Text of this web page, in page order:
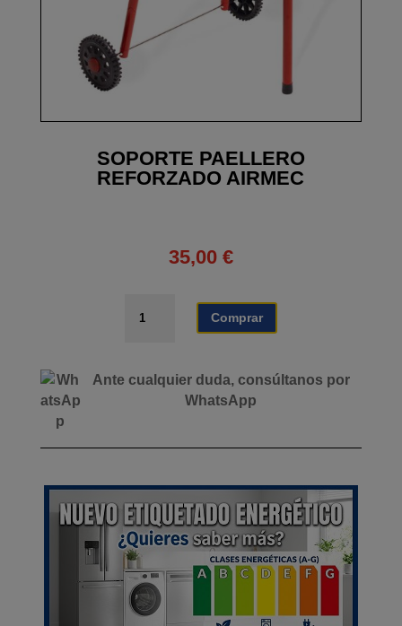
SOPORTE PAELLERO
REFORZADO AIRMEC
35,00 €
PAELLERO
cantidad
Comprar
Ante cualquier duda, consúltanos por
WhatsApp